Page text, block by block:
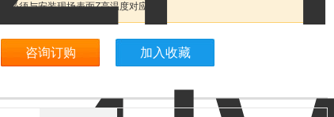
必须与安装现场表面Z高温度对应。
咨询订购 加入收藏